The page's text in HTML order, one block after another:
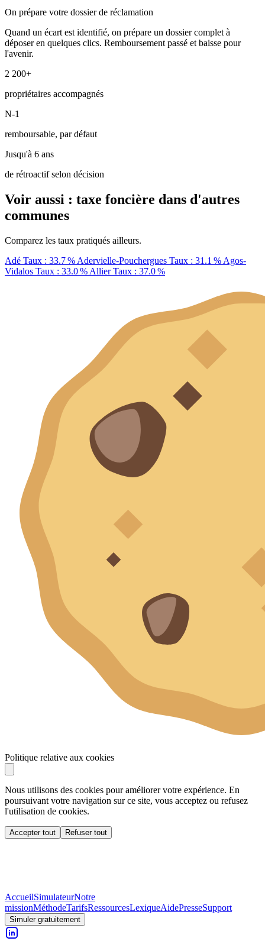
On prépare votre dossier de réclamation
Quand un écart est identifié, on prépare un dossier complet à
déposer en quelques clics. Remboursement passé et baisse pour
l'avenir.
2 200+
propriétaires accompagnés
N-1
remboursable, par défaut
Jusqu'à 6 ans
de rétroactif selon décision
Voir aussi : taxe foncière dans d'autres
communes
Comparez les taux pratiqués ailleurs.
Adé Taux : 33.7 % Adervielle-Pouchergues Taux : 31.1 % Agos-
Vidalos Taux : 33.0 % AllierTaux : 37.0 %
Politique relative aux cookies
Nous utilisons des cookies pour améliorer votre expérience. En
poursuivant votre navigation sur ce site, vous acceptez ou refusez
l'utilisation de cookies.
Accepter tout Refuser tout
AccueilSimulateurNotre
missionMéthodeTarifsRessourcesLexiqueAidePresseSupport
Simuler gratuitement